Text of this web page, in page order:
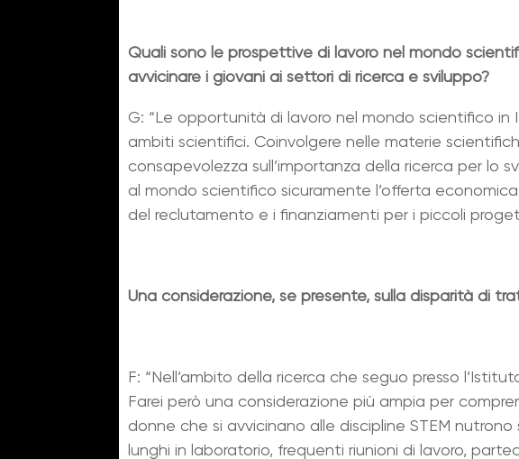
Quali sono le prospettive di lavoro nel mondo
avvicinare i giovani ai settori di ricerca e sviluppo?
G: “Le opportunità di lavoro nel mondo scientifico
ambiti scientifici. Coinvolgere nelle materie
consapevolezza sull’importanza della ricerca per lo
al mondo scientifico sicuramente l’offerta
del reclutamento e i finanziamenti per i piccoli
Una considerazione, se presente, sulla disparità di
F: “Nell’ambito della ricerca che seguo presso
Farei però una considerazione più ampia per
donne che si avvicinano alle discipline STEM
lunghi in laboratorio, frequenti riunioni di lavoro,